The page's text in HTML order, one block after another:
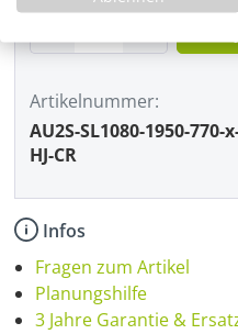
Artikelnummer
AU2S-SL1080-1950-770-
HJ-CR
Infos
Fragen zum Artikel
Planungshilfe
3 Jahre Garantie &